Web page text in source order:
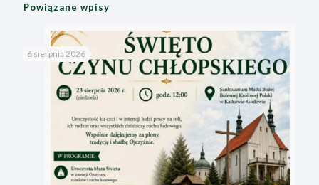
Powiązane wpisy
6 sierpnia 2026